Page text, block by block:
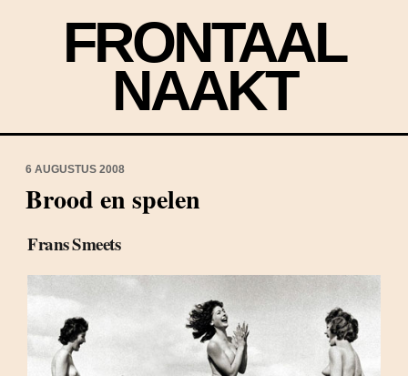
FRONTAAL
NAAKT
6 AUGUSTUS 2008
Brood en spelen
Frans Smeets